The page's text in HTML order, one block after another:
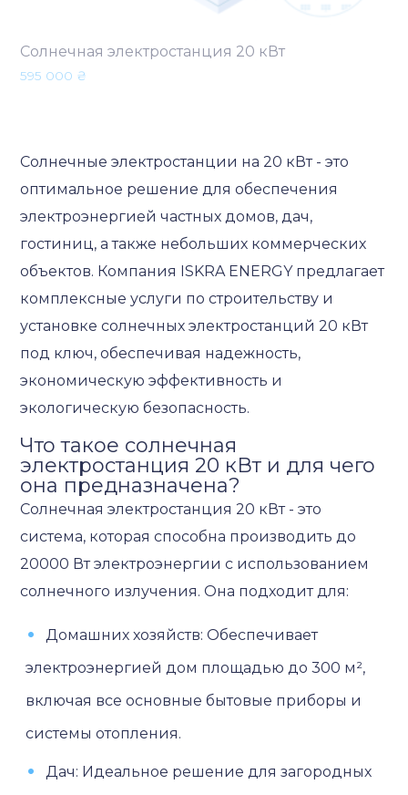
Солнечная электростанция 20 кВт
595 000 ₴
Солнечные электростанции на 20 кВт - это
оптимальное решение для обеспечения
электроэнергией частных домов, дач,
гостиниц, а также небольших коммерческих
объектов. Компания ISKRA ENERGY предлагает
комплексные услуги по строительству и
установке солнечных электростанций 20 кВт
под ключ, обеспечивая надежность,
экономическую эффективность и
экологическую безопасность.
Что такое солнечная
электростанция 20 кВт и для чего
она предназначена?
Солнечная электростанция 20 кВт - это
система, которая способна производить до
20000 Вт электроэнергии с использованием
солнечного излучения. Она подходит для:
Домашних хозяйств: Обеспечивает
электроэнергией дом площадью до 300 м²,
включая все основные бытовые приборы и
системы отопления.
Дач: Идеальное решение для загородных